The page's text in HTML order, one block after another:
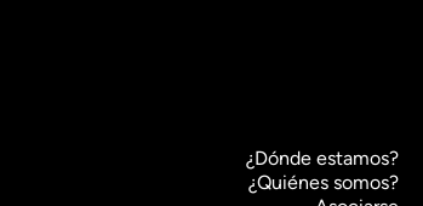
¿Dónde estamos?
¿Quiénes somos?